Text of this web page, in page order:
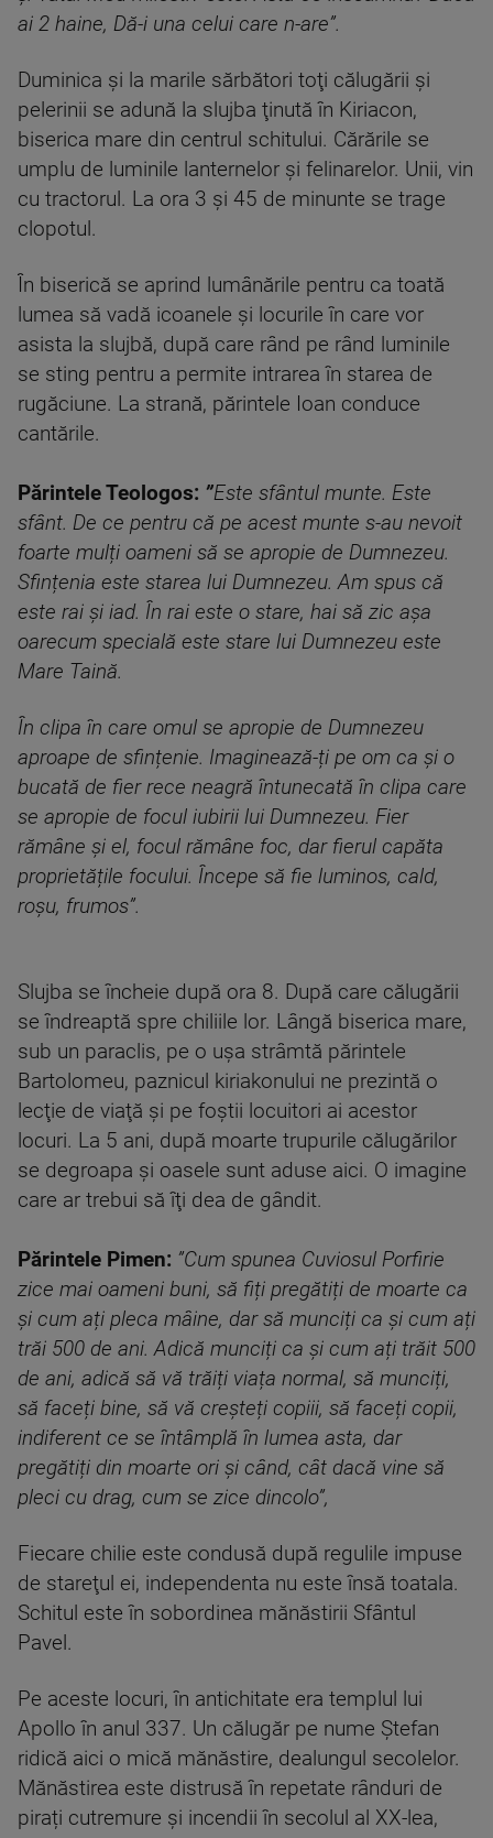
ai 2 haine, Dă-i una celui care n-are”.
Duminica şi la marile sărbători toţi călugării şi
pelerinii se adună la slujba ţinută în Kiriacon,
biserica mare din centrul schitului. Cărările se
umplu de luminile lanternelor şi felinarelor. Unii, vin
cu tractorul. La ora 3 şi 45 de minunte se trage
clopotul.
În biserică se aprind lumânările pentru ca toată
lumea să vadă icoanele şi locurile în care vor
asista la slujbă, după care rând pe rând luminile
se sting pentru a permite intrarea în starea de
rugăciune. La strană, părintele Ioan conduce
cantările.
Părintele Teologos: ”Este sfântul munte. Este
sfânt. De ce pentru că pe acest munte s-au nevoit
foarte mulți oameni să se apropie de Dumnezeu.
Sfințenia este starea lui Dumnezeu. Am spus că
este rai și iad. În rai este o stare, hai să zic așa
oarecum specială este stare lui Dumnezeu este
Mare Taină.
În clipa în care omul se apropie de Dumnezeu
aproape de sfințenie. Imaginează-ți pe om ca și o
bucată de fier rece neagră întunecată în clipa care
se apropie de focul iubirii lui Dumnezeu. Fier
rămâne și el, focul rămâne foc, dar fierul capăta
proprietățile focului. Începe să fie luminos, cald,
roșu, frumos”.
Slujba se încheie după ora 8. După care călugării
se îndreaptă spre chiliile lor. Lângă biserica mare,
sub un paraclis, pe o uşa strâmtă părintele
Bartolomeu, paznicul kiriakonului ne prezintă o
lecţie de viaţă şi pe foştii locuitori ai acestor
locuri. La 5 ani, după moarte trupurile călugărilor
se degroapa şi oasele sunt aduse aici. O imagine
care ar trebui să îţi dea de gândit.
Părintele Pimen: ”Cum spunea Cuviosul Porfirie
zice mai oameni buni, să fiți pregătiți de moarte ca
și cum ați pleca mâine, dar să munciți ca și cum ați
trăi 500 de ani. Adică munciți ca și cum ați trăit 500
de ani, adică să vă trăiți viața normal, să munciți,
să faceți bine, să vă creșteți copiii, să faceți copii,
indiferent ce se întâmplă în lumea asta, dar
pregătiți din moarte ori și când, cât dacă vine să
pleci cu drag, cum se zice dincolo”,
Fiecare chilie este condusă după regulile impuse
de stareţul ei, independenta nu este însă toatala.
Schitul este în sobordinea mănăstirii Sfântul
Pavel.
Pe aceste locuri, în antichitate era templul lui
Apollo în anul 337. Un călugăr pe nume Ștefan
ridică aici o mică mănăstire, dealungul secolelor.
Mănăstirea este distrusă în repetate rânduri de
pirați cutremure și incendii în secolul al XX-lea,